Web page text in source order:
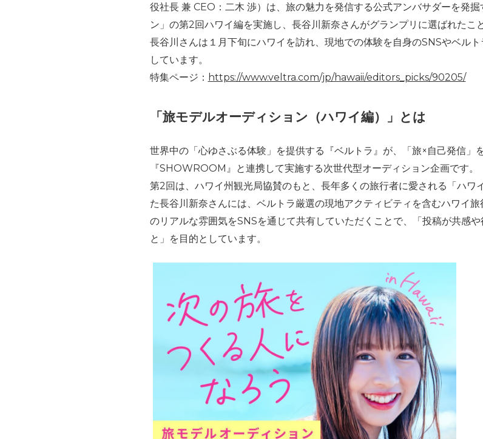
役社長 兼 CEO：二木 渉）は、旅の魅力を発信する公式アンバサダーを発
ン」の第2回ハワイ編を実施し、長谷川新奈さんがグランプリに選ばれたこ
長谷川さんは１月下旬にハワイを訪れ、現地での体験を自身のSNSやベル
しています。
特集ページ： https://www.veltra.com/jp/hawaii/editors_picks/90205/
「旅モデルオーディション（ハワイ編）」とは
世界中の「心ゆさぶる体験」を提供する『ベルトラ』が、「旅×自己発信」
『SHOWROOM』と連携して実施する次世代型オーディション企画です。
第2回は、ハワイ州観光局協賛のもと、長年多くの旅行者に愛される「ハワ
た長谷川新奈さんには、ベルトラ厳選の現地アクティビティを含むハワイ
のリアルな雰囲気をSNSを通じて共有していただくことで、「投稿が共感
と」を目的としています。